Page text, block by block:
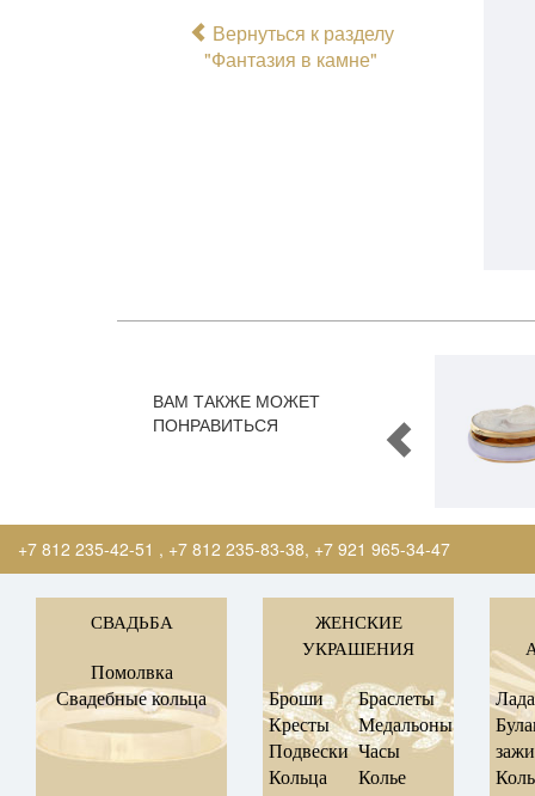
Вернуться к разделу
"Фантазия в камне"
ВАМ ТАКЖЕ МОЖЕТ
ПОНРАВИТЬСЯ
+7 812 235-42-51 , +7 812 235-83-38, +7 921 965-34-47
СВАДЬБА
Помолвка
Свадебные кольца
ЖЕНСКИЕ
УКРАШЕНИЯ
Браслеты
Броши
Медальоны
Кресты
Часы
Подвески
Колье
Кольца